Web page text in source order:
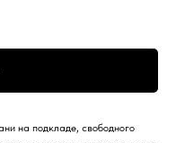
на подкладе, свободного